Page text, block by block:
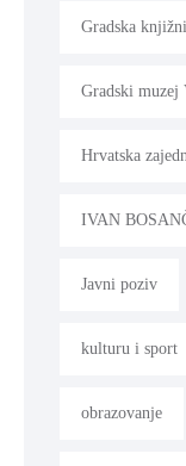
Gradska
Gradski muzej
Hrvatska
IVAN
Javni poziv
kulturu i sport
obrazovanje